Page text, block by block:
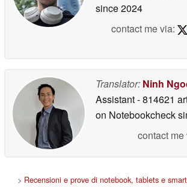
since 2024
contact me via:
Translator: Ninh
Assistant- 814621
on Notebookcheck
contact me
> Recensioni e prove di notebook, tablets e